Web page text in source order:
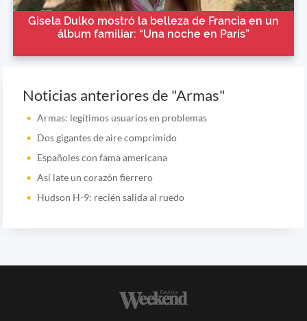
Gisela Dulko mostró la belleza de Francia en un
álbum familiar: “Una noche en París”
Noticias anteriores de "Armas"
Armas: legítimos usuarios en problemas
Dos gigantes de aire comprimido
Españoles con fama americana
Así late un corazón fierrero
Hudson H-9: recién salida al ruedo